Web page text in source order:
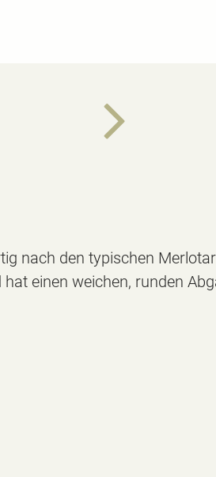
nach den typischen
einen weichen, runden